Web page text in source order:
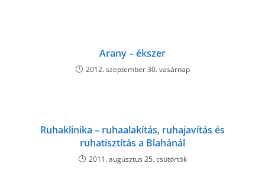
Arany – ékszer
2012. szeptember 30. vasárnap
Ruhaklinika – ruhaalakítás, ruhajavítás és
ruhatisztítás a Blahánál
2011. augusztus 25. csütörtök